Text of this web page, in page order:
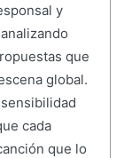
y
que
global.
cada
que lo